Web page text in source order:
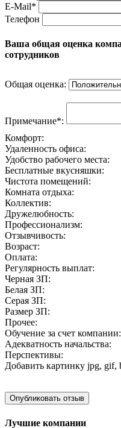
E-Mail*
Телефон
Ваша общая оценка
сотрудников
Общая оценка:
Примечание*:
Комфорт:
Удаленность офиса:
Удобство рабочего места:
Бесплатные вкусняшки:
Чистота помещений:
Комната отдыха:
Коллектив:
Дружелюбность:
Профессионализм:
Отзывчивость:
Возраст:
Оплата:
Регулярность выплат:
Черная ЗП:
Белая ЗП:
Серая ЗП:
Размер ЗП:
Прочее:
Обучение за счет компании:
Адекватность начальства:
Перспективы:
Добавить картинку jpg, gif,
Лучшие компании